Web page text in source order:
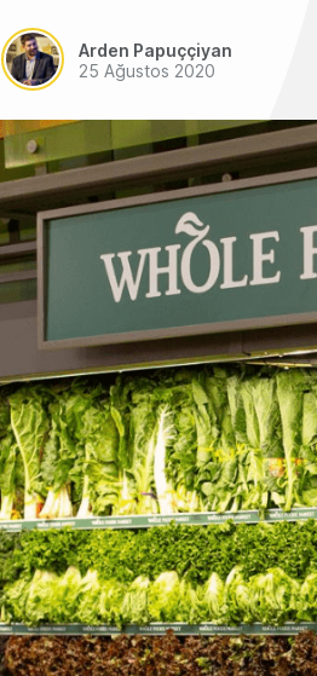
Arden Papuççiyan
25 Ağustos 2020